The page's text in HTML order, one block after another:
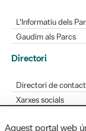
Directori de
Xarxes socials
Bústia de
Opineu sobre els
Aquest portal web